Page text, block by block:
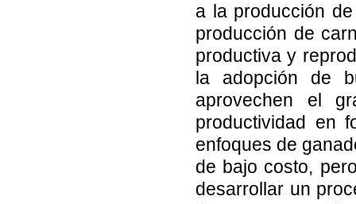
a la producción
producción de
productiva y
la adopción de
aprovechen el
productividad en
enfoques de
de bajo costo,
desarrollar un